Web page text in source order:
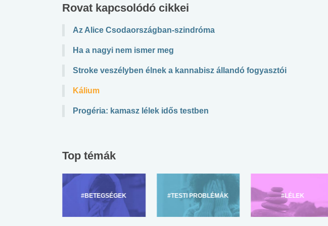
Rovat kapcsolódó cikkei
Az Alice Csodaországban-szindróma
Ha a nagyi nem ismer meg
Stroke veszélyben élnek a kannabisz állandó fogyasztói
Kálium
Progéria: kamasz lélek idős testben
Top témák
#BETEGSÉGEK #TESTI PROBLÉMÁK #LÉLEK